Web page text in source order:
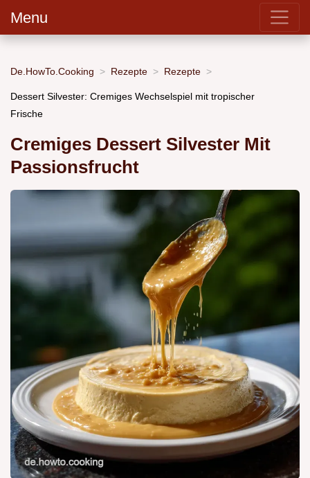
Menu
De.HowTo.Cooking Rezepte Rezepte
Dessert Silvester: Cremiges Wechselspiel mit tropischer
Frische
Cremiges Dessert Silvester Mit
Passionsfrucht